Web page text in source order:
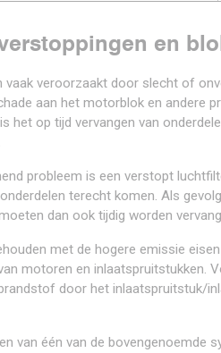
en
vaak veroorzaakt door slecht of
aan het motorblok en andere
het op tijd vervangen van
probleem is een verstopt
terecht komen. Als
dan ook tijdig worden
met de hogere emissie
motoren en inlaatspruitstukken.
door het inlaatspruitstuk/
van één van de bovengenoemde